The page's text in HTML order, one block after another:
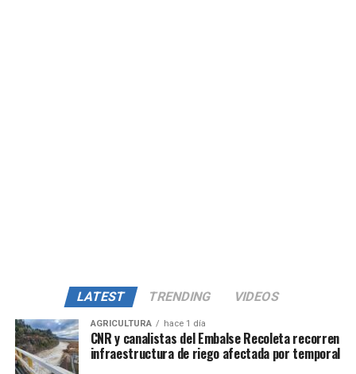
LATEST TRENDING VIDEOS
AGRICULTURA hace 1 día
CNR y canalistas del Embalse Recoleta recorren
infraestructura de riego afectada por temporal